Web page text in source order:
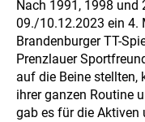
Nach 1991, 1998 und
09./10.12.2023 ein 4.
Brandenburger TT-
Prenzlauer
auf die Beine stellten,
ihrer ganzen Routine
gab es für die Aktiven